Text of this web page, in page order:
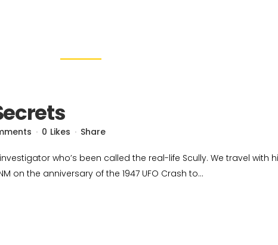
0 Likes Share
who’s been called the real-life Scully. We travel with
on the anniversary of the 1947 UFO Crash to...